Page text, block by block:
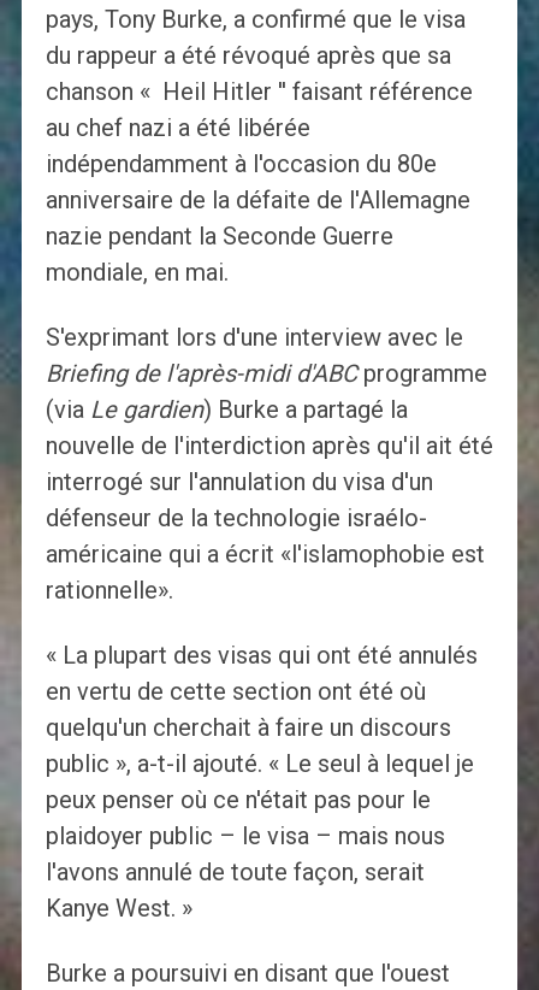
pays, Tony Burke, a confirmé que le visa
du rappeur a été révoqué après que sa
chanson « Heil Hitler '' faisant référence
au chef nazi a été libérée
indépendamment à l'occasion du 80e
anniversaire de la défaite de l'Allemagne
nazie pendant la Seconde Guerre
mondiale, en mai.
S'exprimant lors d'une interview avec le
Briefing de l'après-midi d'ABCprogramme
(via Le gardien) Burke a partagé la
nouvelle de l'interdiction après qu'il ait été
interrogé sur l'annulation du visa d'un
défenseur de la technologie israélo-
américaine qui a écrit «l'islamophobie est
rationnelle».
« La plupart des visas qui ont été annulés
en vertu de cette section ont été où
quelqu'un cherchait à faire un discours
public », a-t-il ajouté. « Le seul à lequel je
peux penser où ce n'était pas pour le
plaidoyer public – le visa – mais nous
l'avons annulé de toute façon, serait
Kanye West. »
Burke a poursuivi en disant que l'ouest